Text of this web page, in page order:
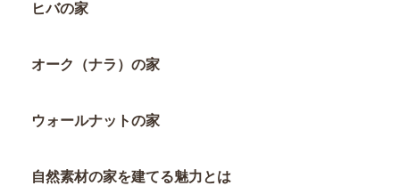
ヒバの家
オーク（ナラ）の家
ウォールナットの家
自然素材の家を建てる魅力とは